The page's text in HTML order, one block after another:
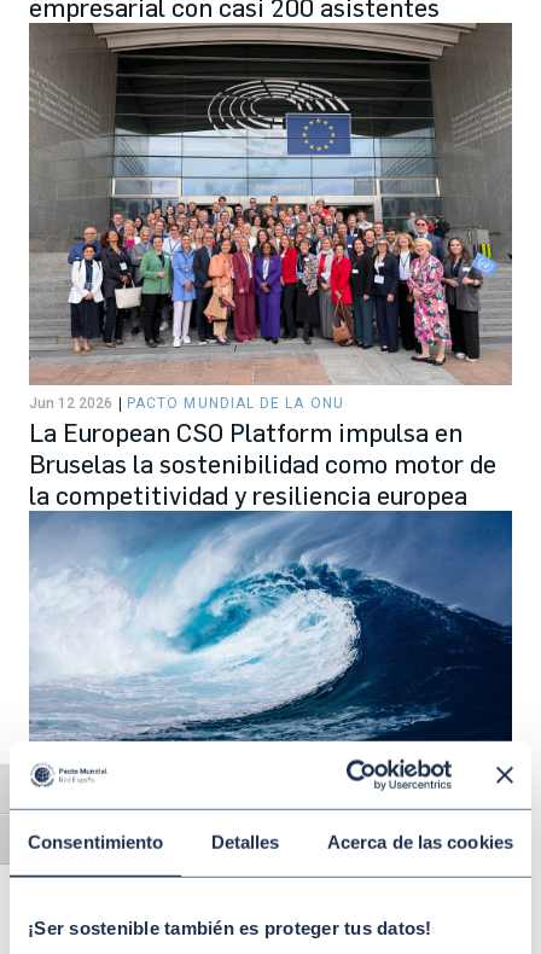
Consentimiento Detalles Acerca de las cookies
¡Ser sostenible también es proteger tus datos!
Alternar tamaño de letra
empresarial con casi 200 asistentes
Jun 12 2026 PACTO MUNDIAL DE LA ONU
La European CSO Platform impulsa en
Bruselas la sostenibilidad como motor de
la competitividad y resiliencia europea
Jun 08 2026
Día Mundial de los Océanos: de la
responsabilidad social a la acción